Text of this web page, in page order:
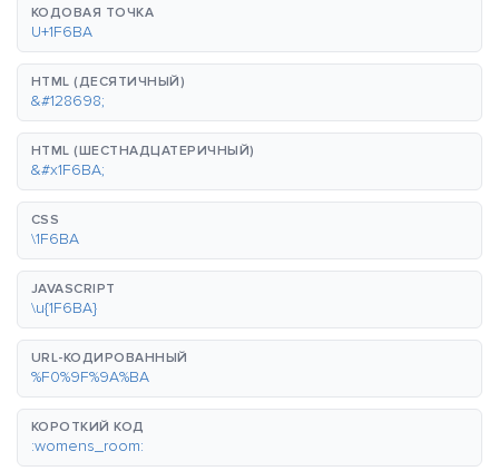
КОДОВАЯ ТОЧКА
U+1F6BA
HTML (ДЕСЯТИЧНЫЙ)
&#128698;
HTML (ШЕСТНАДЦАТЕРИЧНЫЙ)
&#x1F6BA;
CSS
\1F6BA
JAVASCRIPT
\u{1F6BA}
URL-КОДИРОВАННЫЙ
%F0%9F%9A%BA
КОРОТКИЙ КОД
:womens_room: